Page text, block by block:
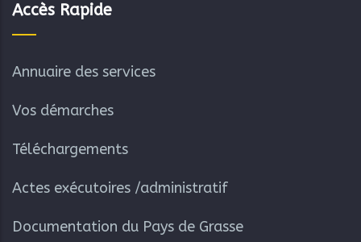
Accès Rapide
Annuaire des services
Vos démarches
Téléchargements
Actes exécutoires /administratif
Documentation du Pays de Grasse